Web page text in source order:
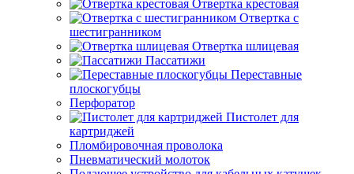
Отвертка крестовая
Отвертка с
шестигранником
Отвертка шлицевая
Пассатижи
Переставные
плоскогубцы
Перфоратор
Пистолет для
картриджей
Пломбировочная проволока
Пневматический молоток